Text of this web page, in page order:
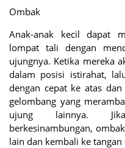
Ombak
Anak-anak kecil dapat
lompat tali dengan
ujungnya. Ketika mereka
dalam posisi istirahat,
dengan cepat ke atas
gelombang yang
ujung lainnya.
berkesinambungan,
lain dan kembali ke tangan